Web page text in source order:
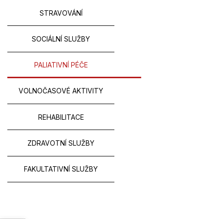
STRAVOVÁNÍ
SOCIÁLNÍ SLUŽBY
PALIATIVNÍ PÉČE
VOLNOČASOVÉ AKTIVITY
REHABILITACE
ZDRAVOTNÍ SLUŽBY
FAKULTATIVNÍ SLUŽBY